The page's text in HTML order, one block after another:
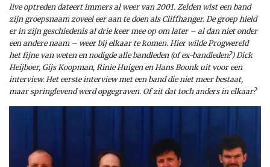
live optreden dateert immers al weer van 2001. Zelden wist een band
zijn groepsnaam zoveel eer aan te doen als Cliffhanger. De groep hield
er in zijn geschiedenis al drie keer mee op om later – al dan niet onder
een andere naam – weer bij elkaar te komen. Hier wilde Progwereld
het fijne van weten en nodigde alle bandleden (of ex-bandleden?) Dick
Heijboer, Gijs Koopman, Rinie Huigen en Hans Boonk uit voor een
interview. Het eerste interview met een band die niet meer bestaat,
maar springlevend werd opgegraven. Of zit dat toch anders in elkaar?